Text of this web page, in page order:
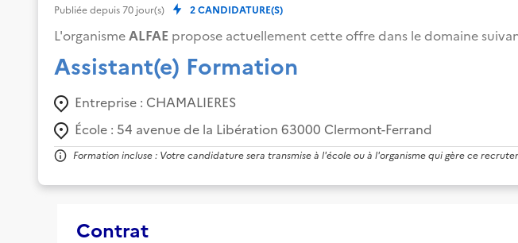
Publiée depuis70 jour(s) 2CANDIDATURE(S)
L'organismeALFAE propose actuellement cette offre dans le domaine
Assistant(e) Formation
Entreprise : CHAMALIERES
École : 54 avenue de la Libération 63000 Clermont-Ferrand
Formation incluse : Votre candidature sera transmise à l'école ou à l'organisme qui gère ce
Contrat